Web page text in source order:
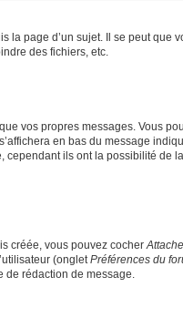
page d’un sujet. Il se peut
des fichiers, etc.
vos propres messages. Vous
en bas du message
ils ont la possibilité
créée, vous pouvez cocher
(ongletPréférences du
de rédaction de message.